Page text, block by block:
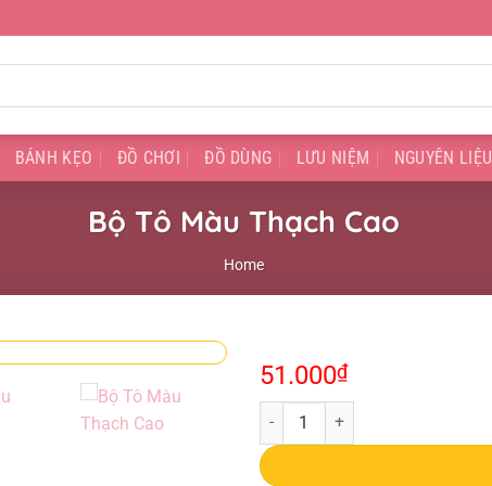
BÁNH KẸO ĐỒ CHƠI ĐỒ DÙNG LƯU NIỆM NGUYÊN LIỆU
Bộ Tô Màu Thạch Cao
Home
51.000₫
Bộ Tô Màu Thạch Cao quantity